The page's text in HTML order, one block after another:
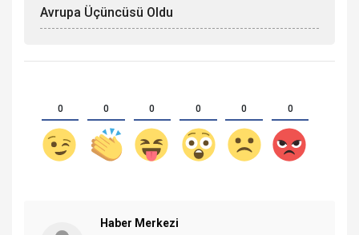
Avrupa Üçüncüsü Oldu
0 0 0 0 0 0
Haber Merkezi